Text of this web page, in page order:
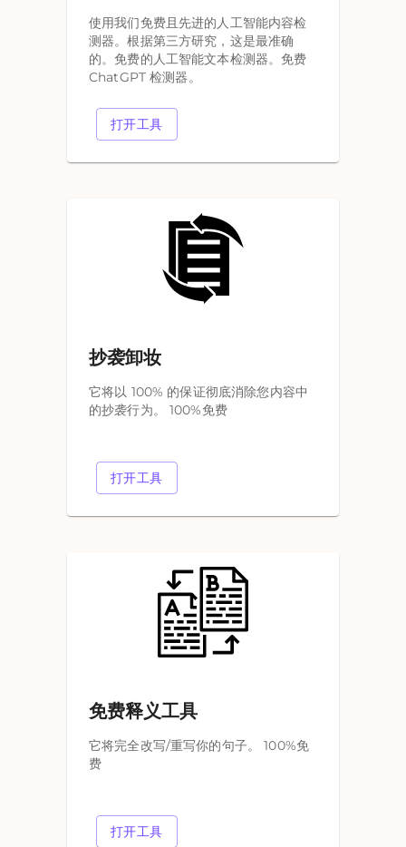
使用我们免费且先进的人工智能内容检
测器。根据第三方研究，这是最准确
的。免费的人工智能文本检测器。免费
ChatGPT 检测器。
打开工具
抄袭卸妆
它将以 100% 的保证彻底消除您内容中
的抄袭行为。 100%免费
打开工具
免费释义工具
它将完全改写/重写你的句子。 100%免
费
打开工具